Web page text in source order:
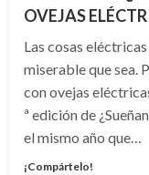
OVEJAS
Las cosas
miserable que sea.
con ovejas
ª edición de
el mismo año que…
¡Compártelo!